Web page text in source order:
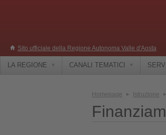
Sito ufficiale della Regione Autonoma Valle d'Aosta
LA REGIONE CANALI TEMATICI
Homepage Istruzione